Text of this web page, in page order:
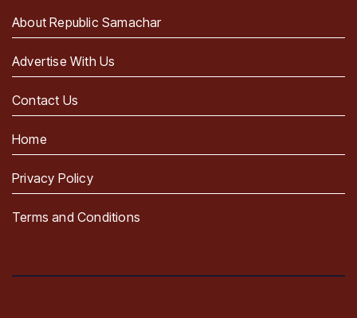
About Republic Samachar
Advertise With Us
Contact Us
Home
Privacy Policy
Terms and Conditions